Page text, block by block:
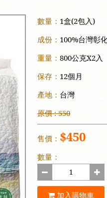
數量： 1盒(2包入)
成份： 100%台灣彰
重量： 800公克X2入
保存： 12個月
產地： 台灣
原價 : 550
售價： $450
數量：
加入購物車